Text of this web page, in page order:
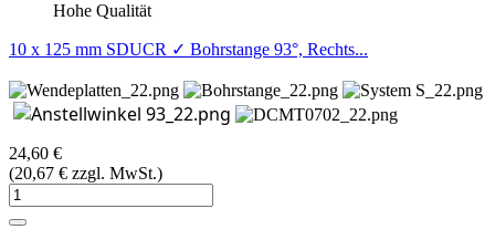
Hohe Qualität
10 x 125 mm SDUCR ✓ Bohrstange 93°, Rechts...
24,60 €
(20,67 € zzgl. MwSt.)